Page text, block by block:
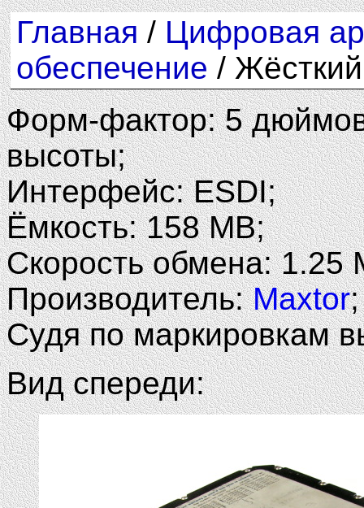
Главная / Цифровая
обеспечение /
Форм-фактор: 5
высоты;
Интерфейс: ESDI;
Ёмкость: 158 MB;
Скорость обмена: 1.25
Производитель:Maxtor;
Судя по маркировкам
Вид спереди: